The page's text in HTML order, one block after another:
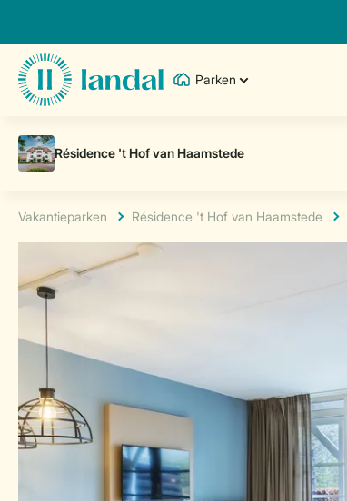
Parken
Vakantieparken Résidence 't Hof van Haamstede